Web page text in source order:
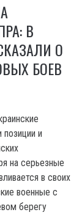
В
О
БОЕВ
и
на серьезные
в своих
военные с
берегу